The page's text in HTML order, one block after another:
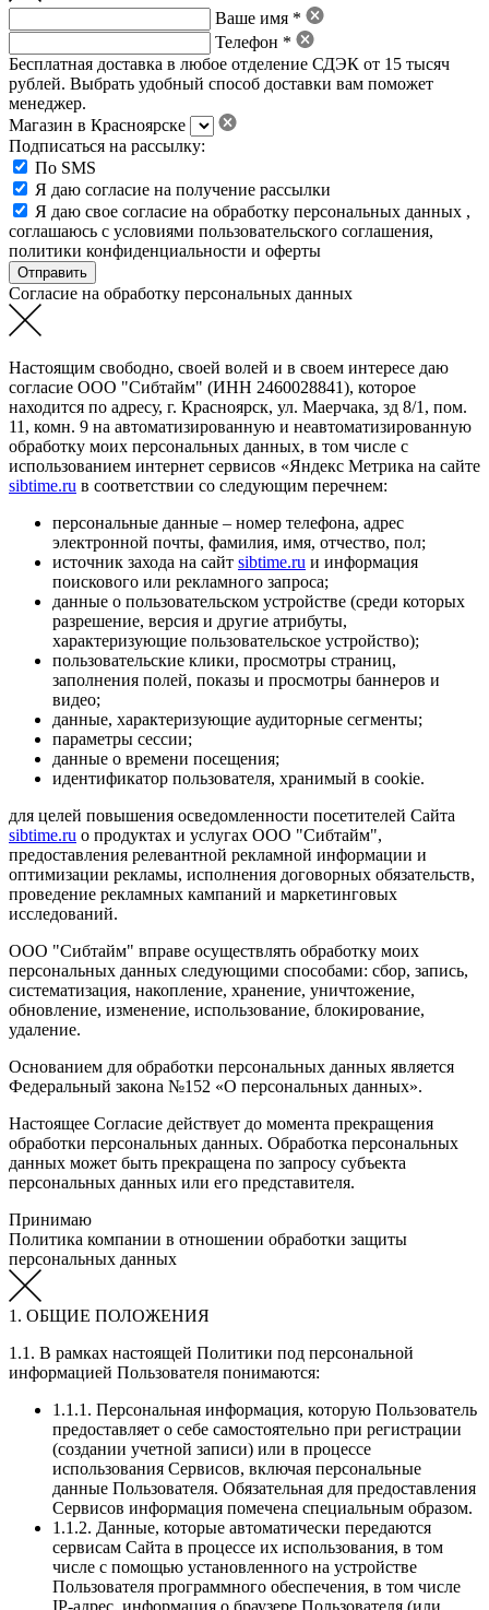
Ваше имя *
Телефон *
Бесплатная доставка в любое отделение СДЭК от 15 тысяч
рублей. Выбрать удобный способ доставки вам поможет
менеджер.
Магазин в Красноярске
Подписаться на рассылку:
По SMS
Я даю согласие на получение рассылки
Я даю свое согласие на обработку персональных данных ,
соглашаюсь с условиями пользовательского соглашения,
политики конфиденциальности и оферты
Согласие на обработку персональных данных
Настоящим свободно, своей волей и в своем интересе даю
согласие ООО "Сибтайм" (ИНН 2460028841), которое
находится по адресу, г. Красноярск, ул. Маерчака, зд 8/1, пом.
11, комн. 9 на автоматизированную и неавтоматизированную
обработку моих персональных данных, в том числе с
использованием интернет сервисов «Яндекс Метрика на сайте
sibtime.ru в соответствии со следующим перечнем:
персональные данные – номер телефона, адрес
электронной почты, фамилия, имя, отчество, пол;
источник захода на сайт sibtime.ru и информация
поискового или рекламного запроса;
данные о пользовательском устройстве (среди которых
разрешение, версия и другие атрибуты,
характеризующие пользовательское устройство);
пользовательские клики, просмотры страниц,
заполнения полей, показы и просмотры баннеров и
видео;
данные, характеризующие аудиторные сегменты;
параметры сессии;
данные о времени посещения;
идентификатор пользователя, хранимый в cookie.
для целей повышения осведомленности посетителей Сайта
sibtime.ru о продуктах и услугах ООО "Сибтайм",
предоставления релевантной рекламной информации и
оптимизации рекламы, исполнения договорных обязательств,
проведение рекламных кампаний и маркетинговых
исследований.
ООО "Сибтайм" вправе осуществлять обработку моих
персональных данных следующими способами: сбор, запись,
систематизация, накопление, хранение, уничтожение,
обновление, изменение, использование, блокирование,
удаление.
Основанием для обработки персональных данных является
Федеральный закона №152 «О персональных данных».
Настоящее Согласие действует до момента прекращения
обработки персональных данных. Обработка персональных
данных может быть прекращена по запросу субъекта
персональных данных или его представителя.
Принимаю
Политика компании в отношении обработки защиты
персональных данных
1. ОБЩИЕ ПОЛОЖЕНИЯ
1.1. В рамках настоящей Политики под персональной
информацией Пользователя понимаются:
1.1.1. Персональная информация, которую Пользователь
предоставляет о себе самостоятельно при регистрации
(создании учетной записи) или в процессе
использования Сервисов, включая персональные
данные Пользователя. Обязательная для предоставления
Сервисов информация помечена специальным образом.
1.1.2. Данные, которые автоматически передаются
сервисам Сайта в процессе их использования, в том
числе с помощью установленного на устройстве
Пользователя программного обеспечения, в том числе
IP-адрес, информация о браузере Пользователя (или